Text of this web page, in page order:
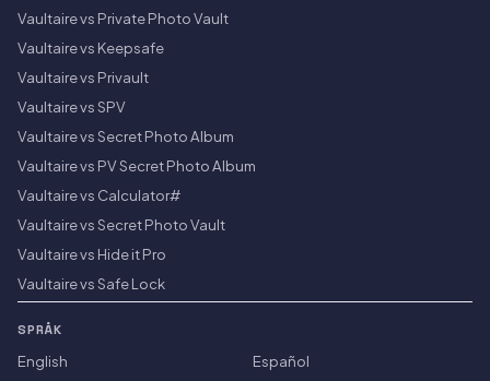
Vaultaire vs Private Photo Vault
Vaultaire vs Keepsafe
Vaultaire vs Privault
Vaultaire vs SPV
Vaultaire vs Secret Photo Album
Vaultaire vs PV Secret Photo Album
Vaultaire vs Calculator#
Vaultaire vs Secret Photo Vault
Vaultaire vs Hide it Pro
Vaultaire vs Safe Lock
SPRÅK
English
Español